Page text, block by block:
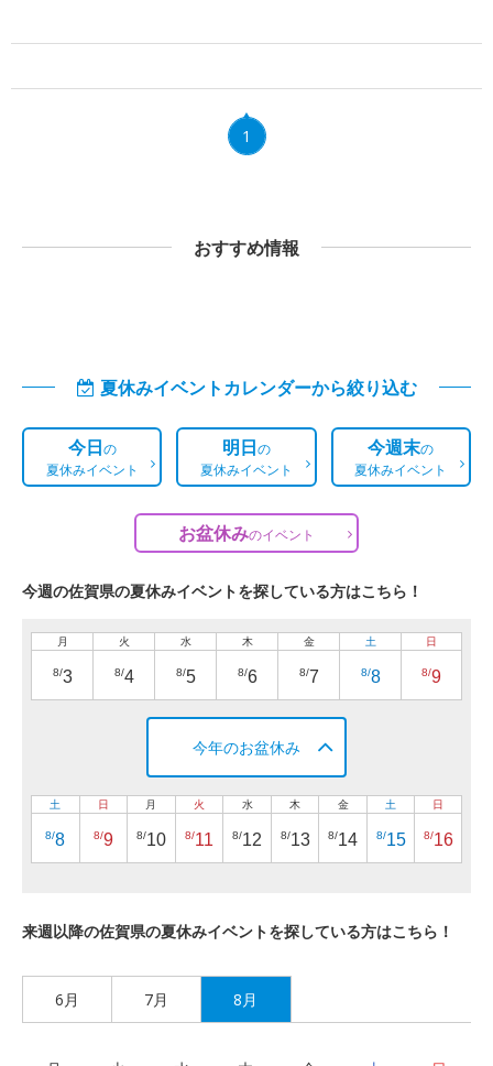
1
おすすめ情報
夏休みイベントカレンダーから絞り込む
今日の
夏休みイベント
明日の
夏休みイベント
今週末の
夏休みイベント
お盆休みのイベント
今週の佐賀県の夏休みイベントを探している方はこちら！
月
8/3
火
8/4
水
8/5
木
8/6
金
8/7
土
8/8
日
8/9
今年のお盆休み
土
8/8
日
8/9
月
8/10
火
8/11
水
8/12
木
8/13
金
8/14
土
8/15
日
8/16
来週以降の佐賀県の夏休みイベントを探している方はこちら！
6月 7月 8月